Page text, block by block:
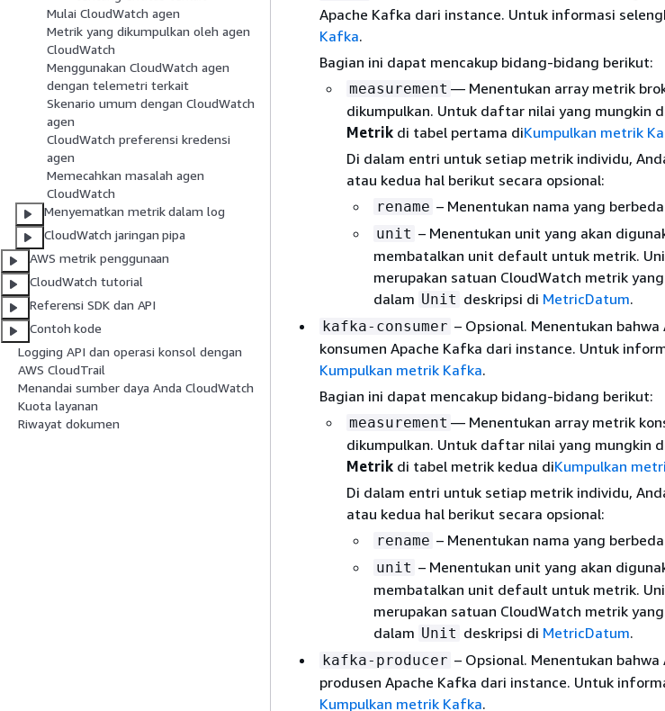
Mulai CloudWatch agen
Metrik yang dikumpulkan oleh agen
CloudWatch
Menggunakan CloudWatch agen
dengan telemetri terkait
Skenario umum dengan CloudWatch
agen
CloudWatch preferensi kredensi
agen
Memecahkan masalah agen
CloudWatch
Menyematkan metrik dalam log
CloudWatch jaringan pipa
AWS metrik penggunaan
CloudWatch tutorial
Referensi SDK dan API
Contoh kode
Logging API dan operasi konsol dengan
AWS CloudTrail
Menandai sumber daya Anda CloudWatch
Kuota layanan
Riwayat dokumen
Apache Kafka dari instance. Untuk informasi
Kafka.
Bagian ini dapat mencakup bidang-bidang berikut:
measurement — Menentukan array metrik
dikumpulkan. Untuk daftar nilai yang mungkin
Metrik di tabel pertama diKumpulkan metrik
Di dalam entri untuk setiap metrik individu,
atau kedua hal berikut secara opsional:
rename – Menentukan nama yang
unit – Menentukan unit yang akan
membatalkan unit default untuk metrik.
merupakan satuan CloudWatch metrik
dalam Unit deskripsi di MetricDatum.
kafka-consumer – Opsional. Menentukan
konsumen Apache Kafka dari instance. Untuk
Kumpulkan metrik Kafka.
Bagian ini dapat mencakup bidang-bidang berikut:
measurement — Menentukan array metrik
dikumpulkan. Untuk daftar nilai yang mungkin
Metrik di tabel metrik kedua diKumpulkan
Di dalam entri untuk setiap metrik individu,
atau kedua hal berikut secara opsional:
rename – Menentukan nama yang
unit – Menentukan unit yang akan
membatalkan unit default untuk metrik.
merupakan satuan CloudWatch metrik
dalam Unit deskripsi di MetricDatum.
kafka-producer – Opsional. Menentukan
produsen Apache Kafka dari instance. Untuk
Kumpulkan metrik Kafka.